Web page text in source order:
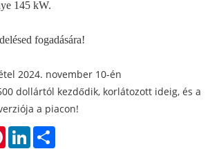
145 kW.
fogadására!
2024. november 10-én
dollártól kezdődik, korlátozott ideig, és a
a piacon!
PinterestLinkedIn